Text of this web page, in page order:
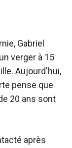
Gabriel
verger à 15
Aujourd'hui,
pense que
20 ans sont
après